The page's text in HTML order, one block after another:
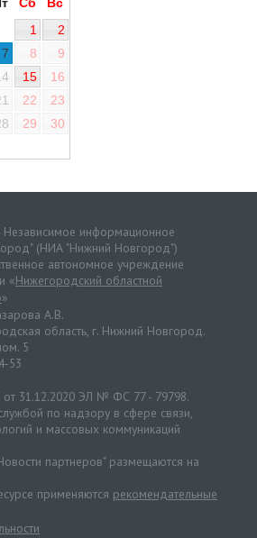
Сб
Вс
1
2
7 8
9
15
16
22
23
29
30
информационное
(НИА "Нижний Новгород")
автономное учреждение
«Нижегородский областной
»
А.В.
область, г. Нижний Новгород.
5
53
от 31.12.2020 ЭЛ № ФС 77 - 79798.
по надзору в сфере связи,
и массовых коммуникаций
партнеров" размещаются на
применяются рекомендательные